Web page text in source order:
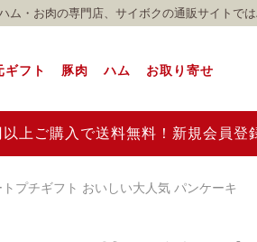
ム・お肉の専門店、サイボクの通販サイトで
ギフト 豚肉 ハム お取り寄せ
上ご購入で送料無料！新規会員
プチギフト おいしい大人気 パンケーキ